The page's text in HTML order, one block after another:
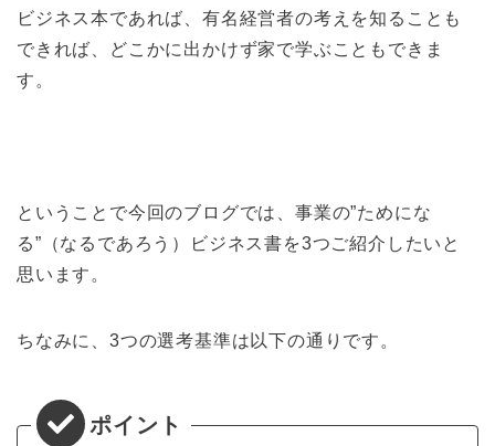
ビジネス本であれば、有名経営者の考えを知ることも
できれば、どこかに出かけず家で学ぶこともできま
す。
ということで今回のブログでは、事業の”ためにな
る”（なるであろう）ビジネス書を3つご紹介したいと
思います。
ちなみに、3つの選考基準は以下の通りです。